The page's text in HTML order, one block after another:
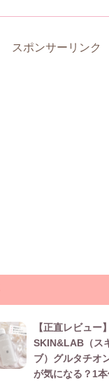
スポンサーリンク
【正直レビュー】
SKIN&LAB（ス
ブ）グルタチオ
が気になる？1